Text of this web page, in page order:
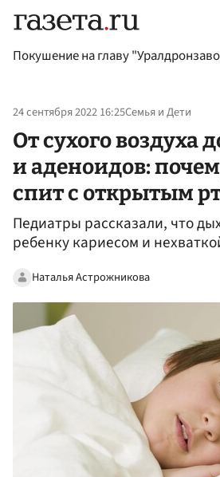
Покушение на главу
24 сентября 2022 16:25Семья и Дети
От сухого воздуха
и аденоидов:
спит с открытым
Педиатры рассказали, что
ребенку кариесом и
Наталья Астрожникова